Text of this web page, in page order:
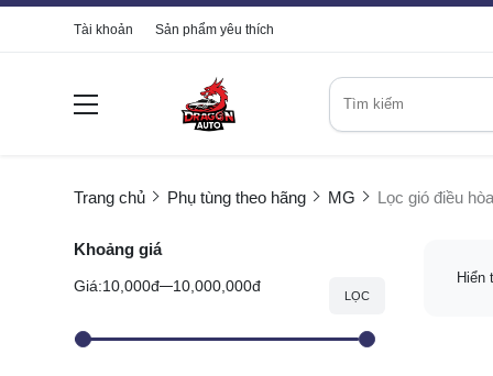
Tài khoản Sản phẩm yêu thích
Trang chủ Phụ tùng theo hãng MG Lọc gió điều
Khoảng giá
Giá:10,000đ 10,000,000đ
LỌC
Hiển